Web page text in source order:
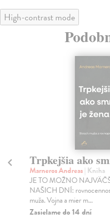
High-contrast mode
Trpkejšia ako
Marneros Andreas| Kniha
JE TO MOŽNO
NAŠICH DNÍ:
muža. Vojna a mier m...
Zasielame do 14 dní